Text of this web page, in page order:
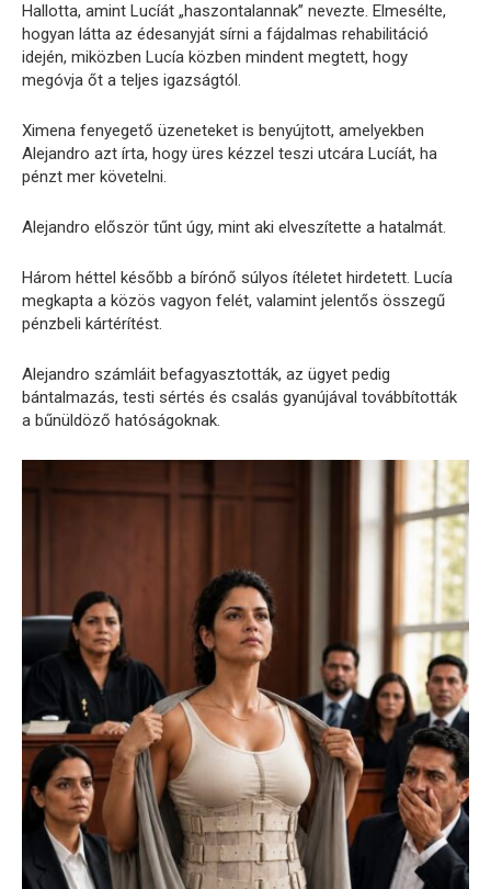
Hallotta, amint Lucíát „haszontalannak” nevezte. Elmesélte,
hogyan látta az édesanyját sírni a fájdalmas rehabilitáció
idején, miközben Lucía közben mindent megtett, hogy
megóvja őt a teljes igazságtól.
Ximena fenyegető üzeneteket is benyújtott, amelyekben
Alejandro azt írta, hogy üres kézzel teszi utcára Lucíát, ha
pénzt mer követelni.
Alejandro először tűnt úgy, mint aki elveszítette a hatalmát.
Három héttel később a bírónő súlyos ítéletet hirdetett. Lucía
megkapta a közös vagyon felét, valamint jelentős összegű
pénzbeli kártérítést.
Alejandro számláit befagyasztották, az ügyet pedig
bántalmazás, testi sértés és csalás gyanújával továbbították
a bűnüldöző hatóságoknak.